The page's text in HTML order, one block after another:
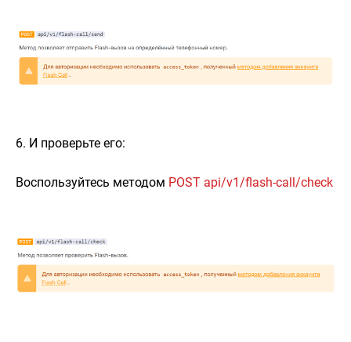
6. И проверьте его:
Воспользуйтесь методом POST api/v1/flash-call/check